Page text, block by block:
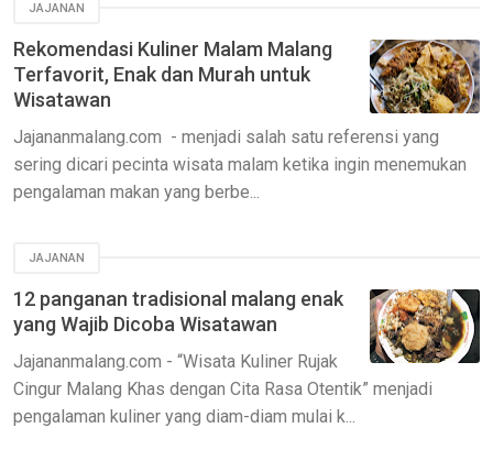
JAJANAN
Rekomendasi Kuliner Malam Malang
Terfavorit, Enak dan Murah untuk
Wisatawan
Jajananmalang.com - menjadi salah satu referensi yang
sering dicari pecinta wisata malam ketika ingin menemukan
pengalaman makan yang berbe...
JAJANAN
12 panganan tradisional malang enak
yang Wajib Dicoba Wisatawan
Jajananmalang.com - “Wisata Kuliner Rujak
Cingur Malang Khas dengan Cita Rasa Otentik” menjadi
pengalaman kuliner yang diam-diam mulai k...